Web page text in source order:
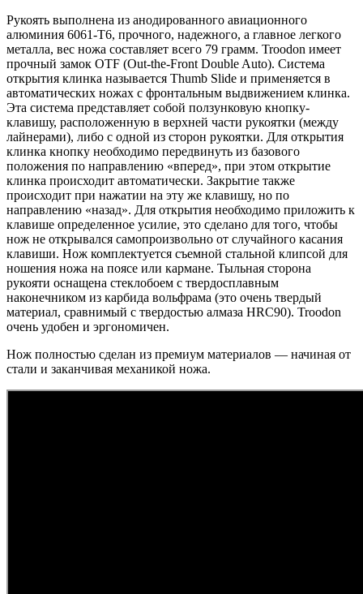
Рукоять выполнена из анодированного авиационного
алюминия 6061-T6, прочного, надежного, а главное легкого
металла, вес ножа составляет всего 79 грамм. Troodon имеет
прочный замок OTF (Out-the-Front Double Auto). Система
открытия клинка называется Thumb Slide и применяется в
автоматических ножах с фронтальным выдвижением клинка.
Эта система представляет собой ползунковую кнопку-
клавишу, расположенную в верхней части рукоятки (между
лайнерами), либо с одной из сторон рукоятки. Для открытия
клинка кнопку необходимо передвинуть из базового
положения по направлению «вперед», при этом открытие
клинка происходит автоматически. Закрытие также
происходит при нажатии на эту же клавишу, но по
направлению «назад». Для открытия необходимо приложить к
клавише определенное усилие, это сделано для того, чтобы
нож не открывался самопроизвольно от случайного касания
клавиши. Нож комплектуется съемной стальной клипсой для
ношения ножа на поясе или кармане. Тыльная сторона
рукояти оснащена стеклобоем с твердосплавным
наконечником из карбида вольфрама (это очень твердый
материал, сравнимый с твердостью алмаза HRC90). Troodon
очень удобен и эргономичен.
Нож полностью сделан из премиум материалов — начиная от
стали и заканчивая механикой ножа.